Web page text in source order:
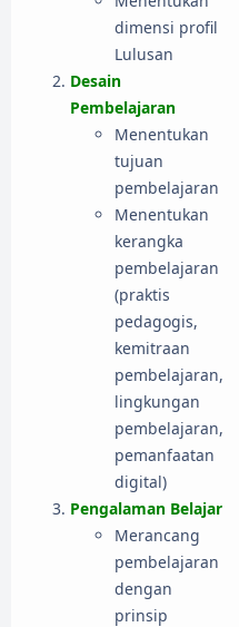
dimensi profil
Lulusan
Desain
Pembelajaran
Menentukan
tujuan
pembelajaran
Menentukan
kerangka
pembelajaran
(praktis
pedagogis,
kemitraan
pembelajaran,
lingkungan
pembelajaran,
pemanfaatan
digital)
Pengalaman Belajar
Merancang
pembelajaran
dengan
prinsip